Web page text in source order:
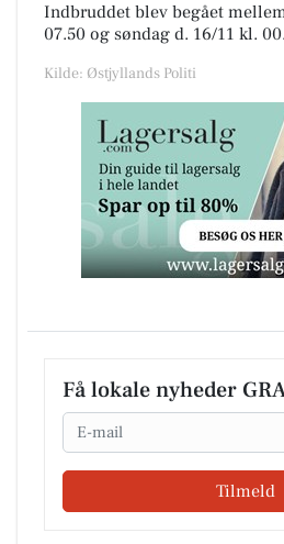
Indbruddet blev begået
07.50 og søndag d. 16/11 kl.
Kilde: Østjyllands Politi
Få lokale nyheder
Email
Tilmeld